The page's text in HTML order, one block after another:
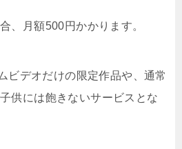
、月額500円かかります。
ビデオだけの限定作品や、通常
供には飽きないサービスとな